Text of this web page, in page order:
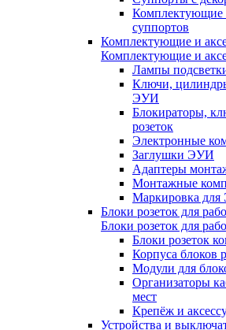
Комплектующие
суппортов
Комплектующие и
Комплектующие и
Лампы
Ключи,
ЭУИ
Блокираторы,
розеток
Электронные
Заглушки ЭУИ
Адаптеры
Монтажные
Маркировка
Блоки розеток для
Блоки розеток для
Блоки розеток
Корпуса блоков
Модули для
Организаторы
мест
Крепёж и
Устройства и